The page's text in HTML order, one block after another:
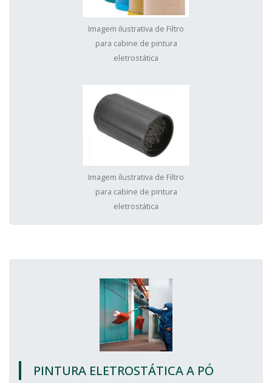
Imagem ilustrativa de Filtro
para cabine de pintura
eletrostática
Imagem ilustrativa de Filtro
para cabine de pintura
eletrostática
PINTURA ELETROSTÁTICA A PÓ